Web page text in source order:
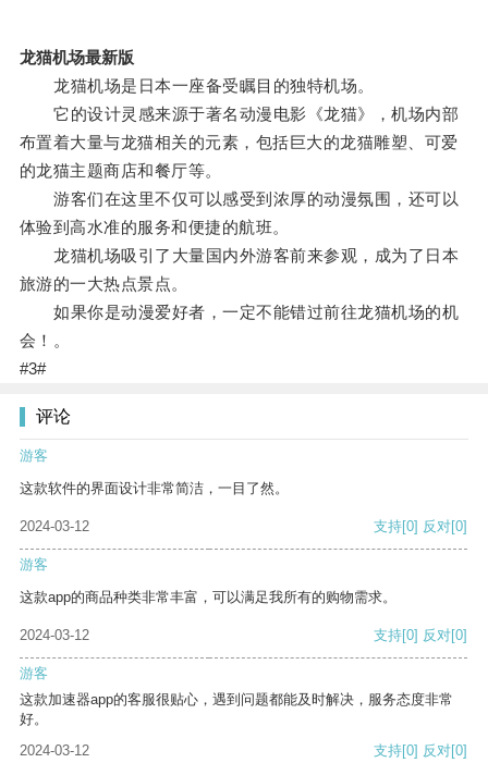
龙猫机场最新版
龙猫机场是日本一座备受瞩目的独特机场。
它的设计灵感来源于著名动漫电影《龙猫》，机场内部
布置着大量与龙猫相关的元素，包括巨大的龙猫雕塑、可爱
的龙猫主题商店和餐厅等。
游客们在这里不仅可以感受到浓厚的动漫氛围，还可以
体验到高水准的服务和便捷的航班。
龙猫机场吸引了大量国内外游客前来参观，成为了日本
旅游的一大热点景点。
如果你是动漫爱好者，一定不能错过前往龙猫机场的机
会！。
#3#
评论
游客
这款软件的界面设计非常简洁，一目了然。
2024-03-12 支持[0] 反对[0]
游客
这款app的商品种类非常丰富，可以满足我所有的购物需求。
2024-03-12 支持[0] 反对[0]
游客
这款加速器app的客服很贴心，遇到问题都能及时解决，服务态度非常
好。
2024-03-12
支持[0] 反对[0]